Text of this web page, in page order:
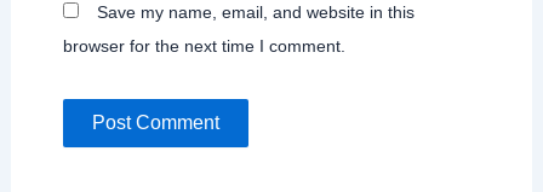
Save my name, email, and website in this
browser for the next time I comment.